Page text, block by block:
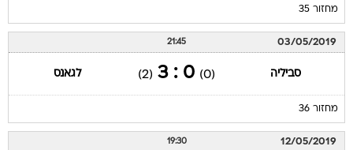
מחזור 35
03/05/2019
21:45
סביליה (0)
0 : 3
(2) לגאנס
מחזור 36
12/05/2019
19:30